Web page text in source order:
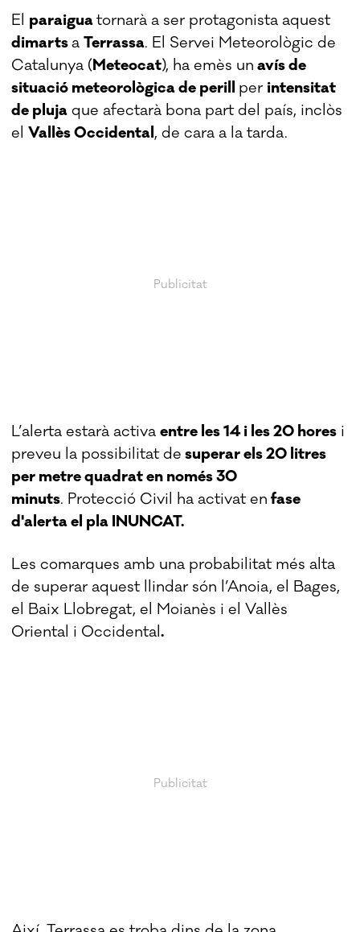
El paraiguatornarà a ser protagonista aquest
dimartsaTerrassa. El Servei Meteorològic de
Catalunya (Meteocat), ha emès un avís de
situació meteorològica de perill per intensitat
de pluja que afectarà bona part del país, inclòs
elVallès Occidental , de cara a la tarda.
L’alerta estarà activaentre les 14 i les 20 hores i
preveu la possibilitat de superar els 20 litres
per metre quadrat en només 30
minuts. Protecció Civil ha activat en fase
d'alerta el pla INUNCAT.
Les comarques amb una probabilitat més alta
de superar aquest llindar són l’Anoia, el Bages,
el Baix Llobregat, el Moianès i el Vallès
Oriental i Occidental.